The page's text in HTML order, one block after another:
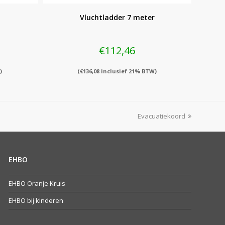
Vluchtladder 7 meter
€112,46
(€136,08 inclusief 21% BTW)
next
Evacuatiekoord
EHBO
EHBO Oranje Kruis
EHBO bij kinderen